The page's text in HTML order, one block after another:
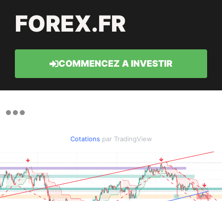
FOREX.FR
COMMENCEZ A INVESTIR
Cotations par TradingView